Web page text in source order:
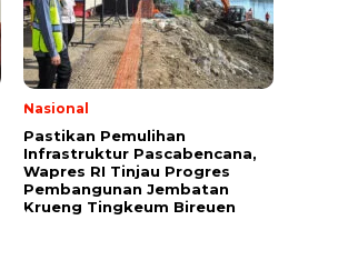
Nasional
Pastikan Pemulihan
Infrastruktur Pascabencana,
Wapres RI Tinjau Progres
Pembangunan Jembatan
Krueng Tingkeum Bireuen